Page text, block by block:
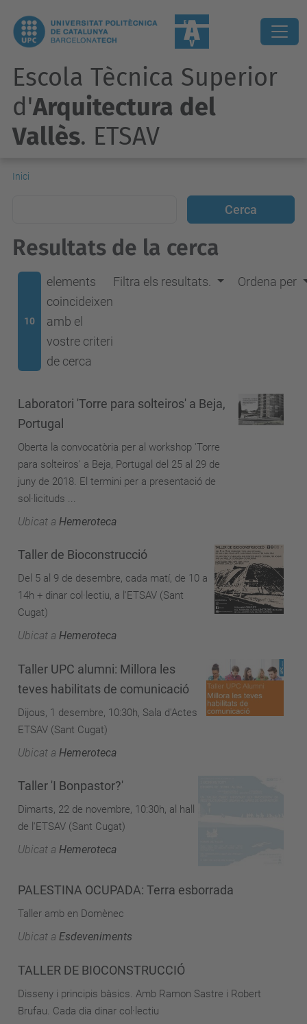
Escola Tècnica Superior
d'Arquitectura del
Vallès. ETSAV
Inici
Resultats de la cerca
10
elements
coincideixen
amb el
vostre criteri
de cerca
Filtra els resultats. Ordena per
Laboratori 'Torre para solteiros' a Beja,
Portugal
Oberta la convocatòria per al workshop 'Torre
para solteiros' a Beja, Portugal del 25 al 29 de
juny de 2018. El termini per a presentació de
sol·licituds ...
Ubicat a Hemeroteca
Taller de Bioconstrucció
Del 5 al 9 de desembre, cada matí, de 10 a
14h + dinar col·lectiu, a l'ETSAV (Sant
Cugat)
Ubicat a Hemeroteca
Taller UPC alumni: Millora les
teves habilitats de comunicació
Dijous, 1 desembre, 10:30h, Sala d'Actes
ETSAV (Sant Cugat)
Ubicat a Hemeroteca
Taller 'I Bonpastor?'
Dimarts, 22 de novembre, 10:30h, al hall
de l'ETSAV (Sant Cugat)
Ubicat a Hemeroteca
PALESTINA OCUPADA: Terra esborrada
Taller amb en Domènec
Ubicat a Esdeveniments
TALLER DE BIOCONSTRUCCIÓ
Disseny i principis bàsics. Amb Ramon Sastre i Robert
Brufau. Cada dia dinar col·lectiu